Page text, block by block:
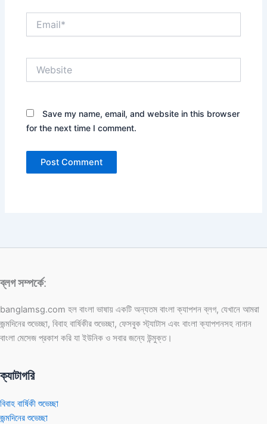
Save my name, email, and website in this browser
for the next time I comment.
ব্লগ সম্পর্কে:
banglamsg.com হল বাংলা ভাষায় একটি অন্যতম বাংলা ক্যাপশন ব্লগ, যেখানে আমরা
জন্মদিনের শুভেচ্ছা, বিবাহ বার্ষিকীর শুভেচ্ছা, ফেসবুক স্ট্যাটাস এবং বাংলা ক্যাপশনসহ নানান
বাংলা মেসেজ প্রকাশ করি যা ইউনিক ও সবার জন্যে উন্মুক্ত।
ক্যাটাগরি
বিবাহ বার্ষিকী শুভেচ্ছা
জন্মদিনের শুভেচ্ছা